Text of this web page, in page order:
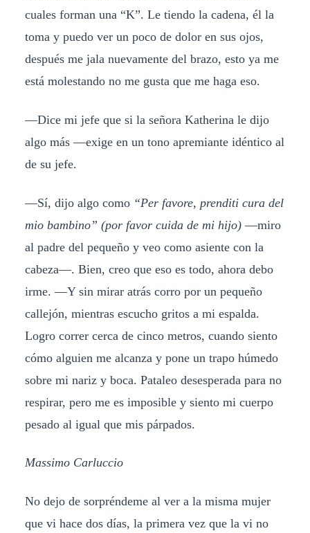
cuales forman una “K”. Le tiendo la cadena, él la
toma y puedo ver un poco de dolor en sus ojos,
después me jala nuevamente del brazo, esto ya me
está molestando no me gusta que me haga eso.
—Dice mi jefe que si la señora Katherina le dijo
algo más —exige en un tono apremiante idéntico al
de su jefe.
—Sí, dijo algo como “Per favore, prenditi cura del
mio bambino” (por favor cuida de mi hijo)—miro
al padre del pequeño y veo como asiente con la
cabeza—. Bien, creo que eso es todo, ahora debo
irme. —Y sin mirar atrás corro por un pequeño
callejón, mientras escucho gritos a mi espalda.
Logro correr cerca de cinco metros, cuando siento
cómo alguien me alcanza y pone un trapo húmedo
sobre mi nariz y boca. Pataleo desesperada para no
respirar, pero me es imposible y siento mi cuerpo
pesado al igual que mis párpados.
Massimo Carluccio
No dejo de sorpréndeme al ver a la misma mujer
que vi hace dos días, la primera vez que la vi no